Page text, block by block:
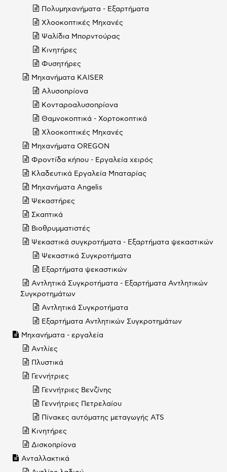
Πολυμηχανήματα - Εξαρτήματα
Χλοοκοπτικές Μηχανές
Ψαλίδια Μπορντούρας
Κινητήρες
Φυσητήρες
Μηχανήματα KAISER
Αλυσοπρίονα
Κονταροαλυσοπρίονα
Θαμνοκοπτικά - Χορτοκοπτικά
Χλοοκοπτικές Μηχανές
Μηχανήματα OREGON
Φροντίδα κήπου - Εργαλεία χειρός
Κλαδευτικά Εργαλεία Μπαταρίας
Μηχανήματα Angelis
Ψεκαστήρες
Σκαπτικά
Βιοθρυμματιστές
Ψεκαστικά συγκροτήματα - Εξαρτήματα ψεκαστικών
Ψεκαστικά Συγκροτήματα
Εξαρτήματα ψεκαστικών
Αντλητικά Συγκροτήματα - Εξαρτήματα Αντλητικών
Συγκροτημάτων
Αντλητικά Συγκροτήματα
Εξαρτήματα Αντλητικών Συγκροτημάτων
Μηχανήματα - εργαλεία
Αντλίες
Πλυστικά
Γεννήτριες
Γεννήτριες Βενζίνης
Γεννήτριες Πετρελαίου
Πίνακες αυτόματης μεταγωγής ATS
Κινητήρες
Δισκοπρίονα
Ανταλλακτικά